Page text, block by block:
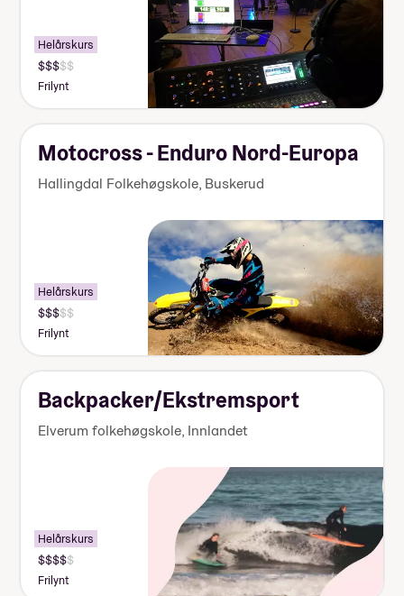
Helårskurs
Pris:
140
155
000
Frilynt
Motocross - Enduro Nord-Europa
Hallingdal Folkehøgskole, Buskerud
Helårskurs
Pris:
140
155
000
Frilynt
Backpacker/Ekstremsport
Elverum folkehøgskole, Innlandet
Helårskurs
Pris:
155
Frilynt